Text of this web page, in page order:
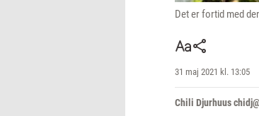
Det er fortid med
31 maj 2021 kl. 13:05
Chili Djurhuus